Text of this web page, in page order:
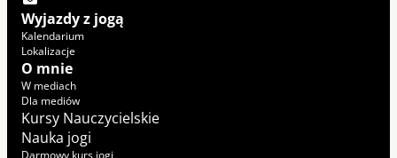
Wyjazdy z jogą
Kalendarium
Lokalizacje
O mnie
W mediach
Dla mediów
Kursy Nauczycielskie
Nauka jogi